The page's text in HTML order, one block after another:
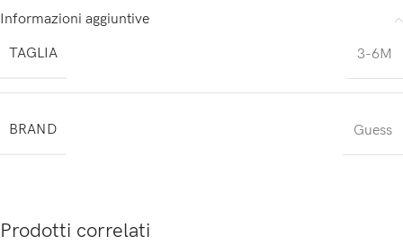
Informazioni aggiuntive
TAGLIA
3-6M
BRAND Guess
Prodotti correlati